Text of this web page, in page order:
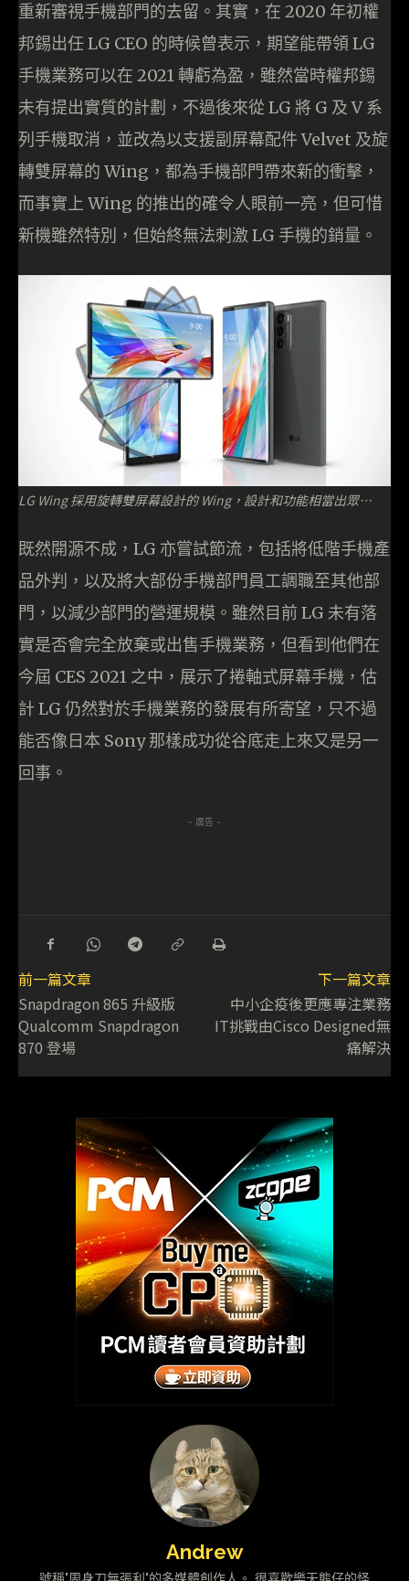
重新審視手機部門的去留。其實，在 2020 年初權
邦錫出任 LG CEO 的時候曾表示，期望能帶領 LG
手機業務可以在 2021 轉虧為盈，雖然當時權邦錫
未有提出實質的計劃，不過後來從 LG 將 G 及 V 系
列手機取消，並改為以支援副屏幕配件 Velvet 及旋
轉雙屏幕的 Wing，都為手機部門帶來新的衝擊，
而事實上 Wing 的推出的確令人眼前一亮，但可惜
新機雖然特別，但始終無法刺激 LG 手機的銷量。
LG Wing 採用旋轉雙屏幕設計的 Wing，設計和功能相當出眾…
既然開源不成，LG 亦嘗試節流，包括將低階手機產
品外判，以及將大部份手機部門員工調職至其他部
門，以減少部門的營運規模。雖然目前 LG 未有落
實是否會完全放棄或出售手機業務，但看到他們在
今屆 CES 2021 之中，展示了捲軸式屏幕手機，估
計 LG 仍然對於手機業務的發展有所寄望，只不過
能否像日本 Sony 那樣成功從谷底走上來又是另一
回事。
- 廣告 -
前一篇文章
Snapdragon 865 升級版
Qualcomm Snapdragon
870 登場
下一篇文章
中小企疫後更應專注業務
IT挑戰由Cisco Designed無
痛解決
Andrew
號稱"周身刀無張利"的多媒體創作人。 很喜歡樂天熊仔的怪